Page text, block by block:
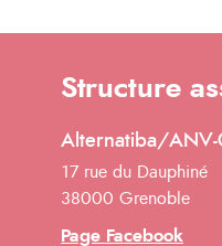
Structure
Alternatiba/ANV-
17 rue du Dauphiné
38000 Grenoble
Page Facebook